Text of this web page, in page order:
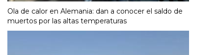
Ola de calor en Alemania: dan a conocer el saldo de
muertos por las altas temperaturas